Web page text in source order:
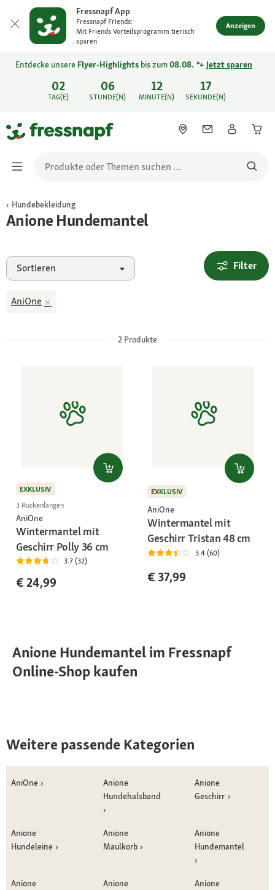
Fressnapf App
Fressnapf Friends:
Mit Friends Vorteilsprogramm tierisch
sparen
Anzeigen
02
TAG(E)
06
STUNDE(N)
12
MINUTE(N)
17
SEKUNDE(N)
Entdecke unsere Flyer-Highlights bis zum08.08. 🐾 Jetzt sparen
Hundebekleidung
Anione Hundemantel
Sortieren Filter
AniOne
2 Produkte
EXKLUSIV
3 Rückenlängen
AniOne
Wintermantel mit
Geschirr Polly 36 cm
3.7 (32)
€ 24,99
EXKLUSIV
AniOne
Wintermantel mit
Geschirr Tristan 48 cm
3.4 (60)
€ 37,99
Anione Hundemantel im Fressnapf
Online-Shop kaufen
Weitere passende Kategorien
AniOne
Anione
Hundehalsband
Anione
Geschirr
Anione
Hundeleine
Anione
Maulkorb
Anione
Hundemantel
Anione
Anione
Anione